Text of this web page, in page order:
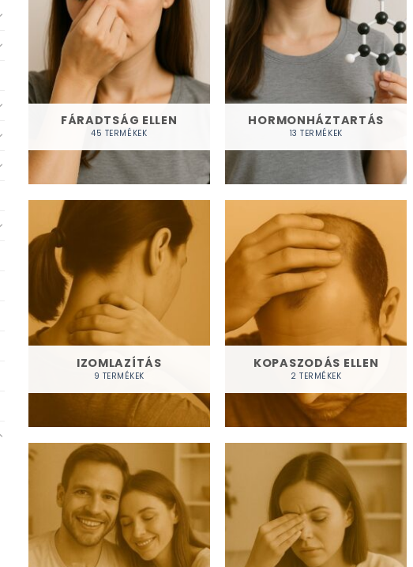
FÁRADTSÁG ELLEN
45 TERMÉKEK
HORMONHÁZTARTÁS
13 TERMÉKEK
IZOMLAZÍTÁS
9 TERMÉKEK
KOPASZODÁS ELLEN
2 TERMÉKEK